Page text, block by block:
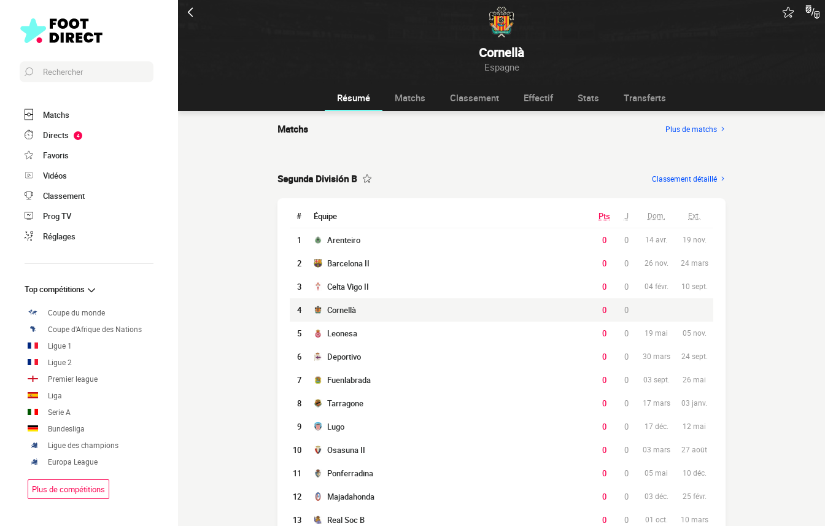
Cornellà
Espagne
Rechercher
Matchs
Directs
4
Favoris
Vidéos
Classement
Prog TV
Réglages
Top compétitions
Coupe du monde
Coupe d'Afrique des Nations
Ligue 1
Ligue 2
Premier league
Liga
Serie A
Bundesliga
Ligue des champions
Europa League
Plus de compétitions
Résumé Matchs Classement Effectif Stats Transferts
Matchs Plus de matchs
Segunda División B Classement détaillé
# Équipe Pts J Dom. Ext.
1 Arenteiro 0 0 14 avr. 19 nov.
2 Barcelona II 0 0 26 nov. 24 mars
3 Celta Vigo II 0 0 04 févr. 10 sept.
4 Cornellà 0 0
5 Leonesa 0 0 19 mai 05 nov.
6 Deportivo 0 0 30 mars 24 sept.
7 Fuenlabrada 0 0 03 sept. 26 mai
8 Tarragone 0 0 17 mars 03 janv.
9 Lugo 0 0 17 déc. 12 mai
10 Osasuna II 0 0 03 mars 27 août
11 Ponferradina 0 0 05 mai 10 déc.
12 Majadahonda 0 0 03 déc. 25 févr.
13 Real Soc B 0 0 01 oct. 10 mars